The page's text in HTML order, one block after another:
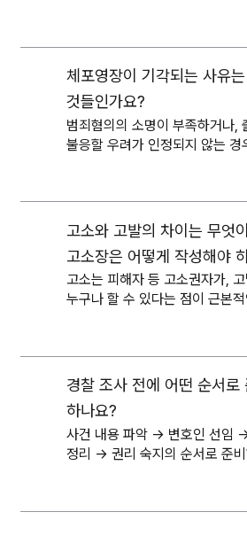
체포영장이 기각되는 사유
것들인가요?
범죄혐의의 소명이 부족하거나,
불응할 우려가 인정되지 않는 경
고소와 고발의 차이는 무엇
고소장은 어떻게 작성해야
고소는 피해자 등 고소권자가,
누구나 할 수 있다는 점이 근본
경찰 조사 전에 어떤 순서로
하나요?
사건 내용 파악 → 변호인 선임
정리 → 권리 숙지의 순서로 준비